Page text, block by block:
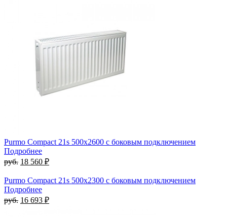
Purmo Compact 21s 500х2600 с боковым подключением
Подробнее
руб. 18 560 ₽
Purmo Compact 21s 500х2300 с боковым подключением
Подробнее
руб. 16 693 ₽